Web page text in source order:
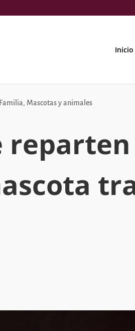
Inicio
Familia, Mascotas y animales